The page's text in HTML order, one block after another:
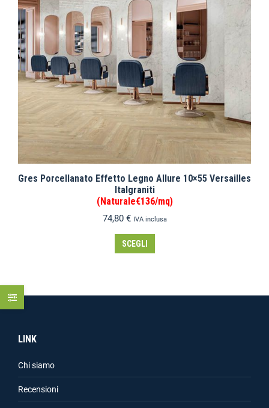
Gres Porcellanato Effetto Legno Allure 10×55 Versailles
Italgraniti
(Naturale€136/mq)
74,80 € IVA inclusa
SCEGLI
LINK
Chi siamo
Recensioni